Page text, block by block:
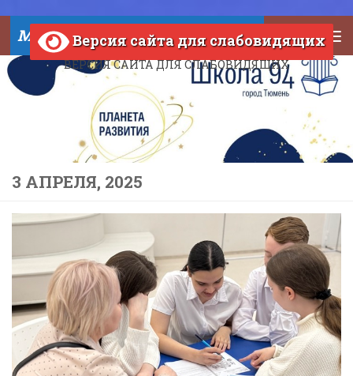
Skip to content
МАОУ СОШ №94 города Тюмени
ВЕРСИЯ САЙТА ДЛЯ СЛАБОВИДЯЩИХ
Версия сайта для слабовидящих
3 АПРЕЛЯ, 2025